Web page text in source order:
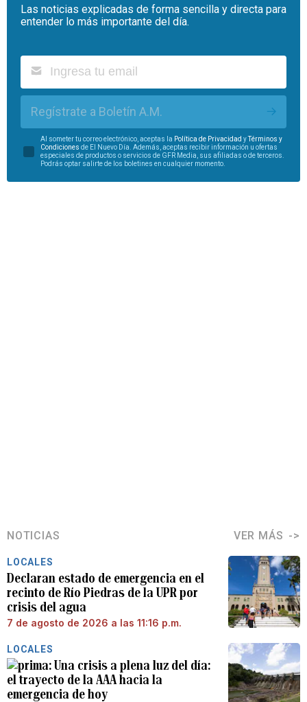
Las noticias explicadas de forma sencilla y directa para
entender lo más importante del día.
Regístrate a Boletín A.M.
Al someter tu correo electrónico, aceptas la Política de Privacidad yTérminos y
Condiciones de El Nuevo Día. Además, aceptas recibir información u ofertas
especiales de productos o servicios de GFR Media, sus afiliadas o de terceros.
Podrás optar salirte de los boletines en cualquier momento.
NOTICIAS VER MÁS
LOCALES
Declaran estado de emergencia en el
recinto de Río Piedras de la UPR por
crisis del agua
7 de agosto de 2026 a las 11:16 p.m.
LOCALES
Una crisis a plena luz del día:
el trayecto de la AAA hacia la
emergencia de hoy